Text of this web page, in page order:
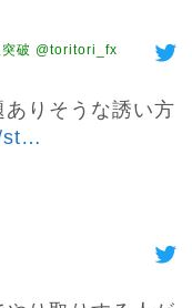
突破 @toritori_fx
りそうな誘い方
…